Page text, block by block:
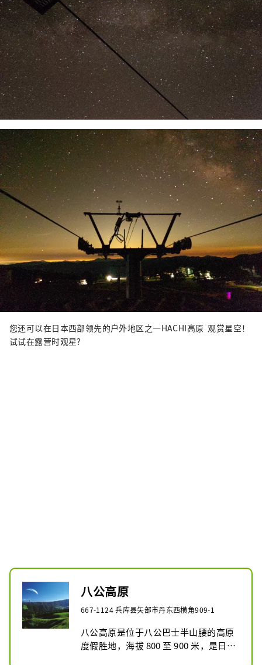
您还可以在日本西部领先的户外地区之一HACHI高原 观赏星空！
试试在露营时观星?
八公高原
667-1124 兵库县矢部市丹东西横角909-1
八公高原是位于八公巴士半山腰的高原
度假胜地，海拔 800 至 900 米，是日本